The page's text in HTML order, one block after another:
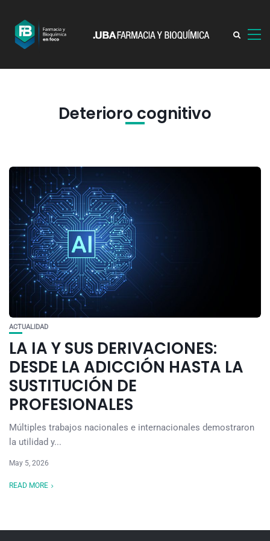
Deterioro cognitivo
ACTUALIDAD
LA IA Y SUS DERIVACIONES:
DESDE LA ADICCIÓN HASTA LA
SUSTITUCIÓN DE
PROFESIONALES
Múltiples trabajos nacionales e internacionales demostraron
la utilidad y...
May 5, 2026
READ MORE